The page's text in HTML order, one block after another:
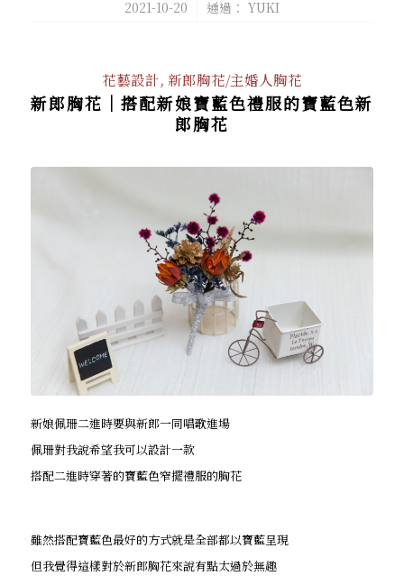
2021-10-20
/ 通過： YUKI
花藝設計, 新郎胸花/主婚人胸花
新郎胸花｜搭配新娘寶藍色禮服的寶藍色新
郎胸花
新娘佩珊二進時要與新郎一同唱歌進場
佩珊對我說希望我可以設計一款
搭配二進時穿著的寶藍色窄擺禮服的胸花
雖然搭配寶藍色最好的方式就是全部都以寶藍呈現
但我覺得這樣對於新郎胸花來說有點太過於無趣